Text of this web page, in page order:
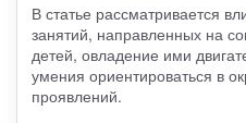
В статье рассматривается
занятий, направленных на
детей, овладение ими
умения ориентироваться в
проявлений.